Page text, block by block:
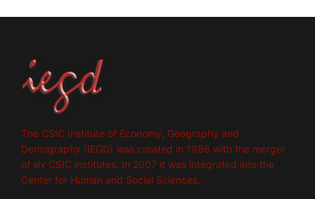
The CSIC Institute of Economy, Geography and
Demography (IEGD) was created in 1986 with the merger
of six CSIC institutes. In 2007 it was integrated into the
Center for Human and Social Sciences.